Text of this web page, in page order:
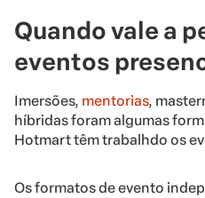
Quando vale a
eventos
Imersões, mentorias,
híbridas foram algumas
Hotmart têm trabalhdo os
Os formatos de evento